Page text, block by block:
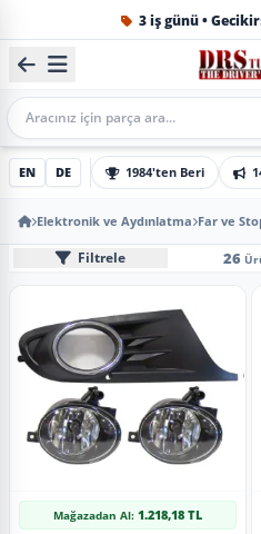
3 iş günü •
1984'ten beri Türkiye’nin en
Mobil Arama
EN DE 1984'ten Beri
Elektronik ve Aydınlatma Far ve
Sis FarlarıFiltrele 26
Mağazadan Al: 1.218,18 TL